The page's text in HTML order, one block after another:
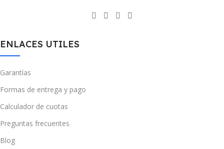
ENLACES UTILES
Garantías
Formas de entrega y pago
Calculador de cuotas
Preguntas frecuentes
Blog